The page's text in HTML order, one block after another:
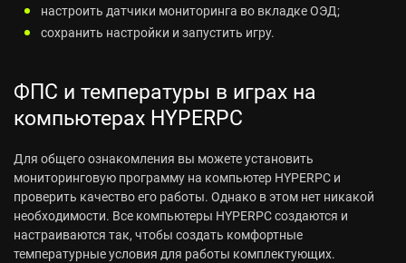
настроить датчики мониторинга во вкладке ОЭД;
сохранить настройки и запустить игру.
ФПС и температуры в играх на
компьютерах HYPERPC
Для общего ознакомления вы можете установить
мониторинговую программу на компьютер HYPERPC и
проверить качество его работы. Однако в этом нет никакой
необходимости. Все компьютеры HYPERPC создаются и
настраиваются так, чтобы создать комфортные
температурные условия для работы комплектующих.